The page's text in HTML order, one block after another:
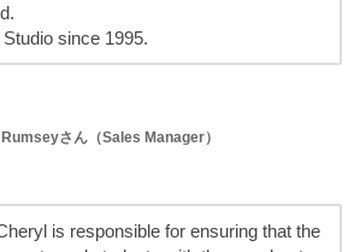
since 1995.
さん（Sales Manager）
is responsible for ensuring that the